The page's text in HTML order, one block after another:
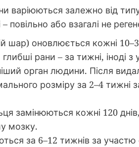
варіюються залежно від
повільно або взагалі не
шар) оновлюється кожні
рани – за тижні, іноді
орган людини. Після
розміру за 2–4 тижні
замінюються кожні 120
мозку.
за 6–12 тижнів за участю